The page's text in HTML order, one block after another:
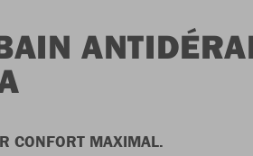
CONFORT MAXIMAL.